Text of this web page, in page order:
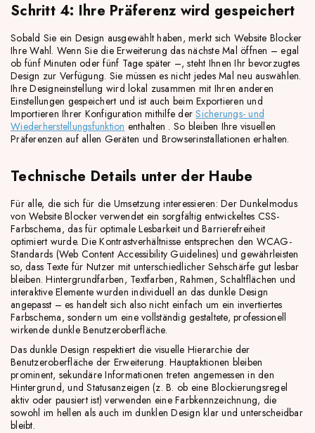
Schritt 4: Ihre Präferenz wird gespeichert
Sobald Sie ein Design ausgewählt haben, merkt sich Website Blocker
Ihre Wahl. Wenn Sie die Erweiterung das nächste Mal öffnen – egal
ob fünf Minuten oder fünf Tage später –, steht Ihnen Ihr bevorzugtes
Design zur Verfügung. Sie müssen es nicht jedes Mal neu auswählen.
Ihre Designeinstellung wird lokal zusammen mit Ihren anderen
Einstellungen gespeichert und ist auch beim Exportieren und
Importieren Ihrer Konfiguration mithilfe derSicherungs- und
Wiederherstellungsfunktion enthalten . So bleiben Ihre visuellen
Präferenzen auf allen Geräten und Browserinstallationen erhalten.
Technische Details unter der Haube
Für alle, die sich für die Umsetzung interessieren: Der Dunkelmodus
von Website Blocker verwendet ein sorgfältig entwickeltes CSS-
Farbschema, das für optimale Lesbarkeit und Barrierefreiheit
optimiert wurde. Die Kontrastverhältnisse entsprechen den WCAG-
Standards (Web Content Accessibility Guidelines) und gewährleisten
so, dass Texte für Nutzer mit unterschiedlicher Sehschärfe gut lesbar
bleiben. Hintergrundfarben, Textfarben, Rahmen, Schaltflächen und
interaktive Elemente wurden individuell an das dunkle Design
angepasst – es handelt sich also nicht einfach um ein invertiertes
Farbschema, sondern um eine vollständig gestaltete, professionell
wirkende dunkle Benutzeroberfläche.
Das dunkle Design respektiert die visuelle Hierarchie der
Benutzeroberfläche der Erweiterung. Hauptaktionen bleiben
prominent, sekundäre Informationen treten angemessen in den
Hintergrund, und Statusanzeigen (z. B. ob eine Blockierungsregel
aktiv oder pausiert ist) verwenden eine Farbkennzeichnung, die
sowohl im hellen als auch im dunklen Design klar und unterscheidbar
bleibt.